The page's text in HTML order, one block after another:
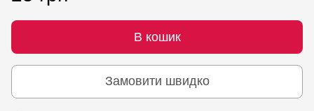
В кошик
Замовити швидко